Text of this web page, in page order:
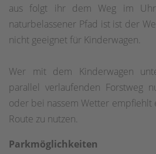
aus folgt ihr dem Weg im
naturbelassener Pfad ist ist der
nicht geeignet für Kinderwagen.
Wer mit dem Kinderwagen
parallel verlaufenden Forstweg
oder bei nassem Wetter empfiehlt
Route zu nutzen.
Parkmöglichkeiten